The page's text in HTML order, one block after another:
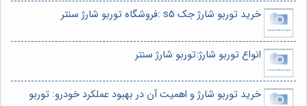
خرید توربو شارژ جک s5 :فروشگاه توربو شارژ سنتر
انواع توربو شارژ:توربو شارژ سنتر
خرید توربو شارژ و اهمیت آن در بهبود عملکرد خودرو: توربو